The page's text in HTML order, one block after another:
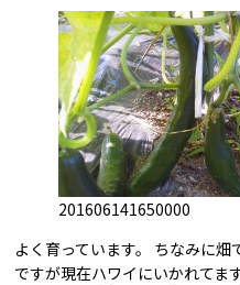
201606141650000
よく育っています。 ちなみに
ですが現在ハワイにいかれてま